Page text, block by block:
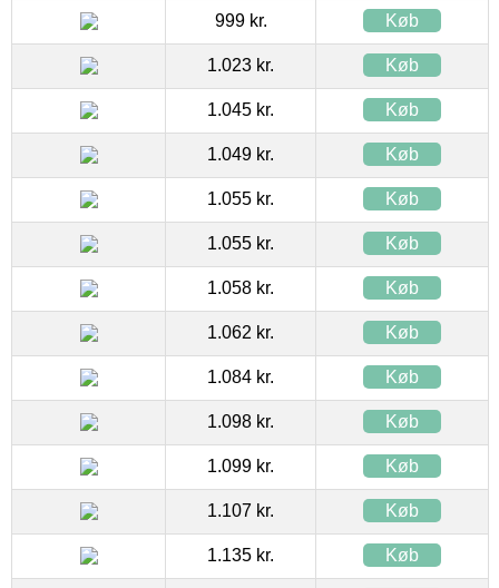
999 kr. Køb
1.023 kr. Køb
1.045 kr. Køb
1.049 kr. Køb
1.055 kr. Køb
1.055 kr. Køb
1.058 kr. Køb
1.062 kr. Køb
1.084 kr. Køb
1.098 kr. Køb
1.099 kr. Køb
1.107 kr. Køb
1.135 kr. Køb